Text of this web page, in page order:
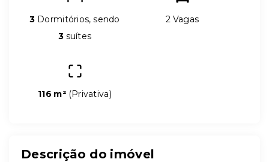
3 Dormitórios, sendo
3suítes
2 Vagas
116 m² (Privativa)
Descrição do imóvel